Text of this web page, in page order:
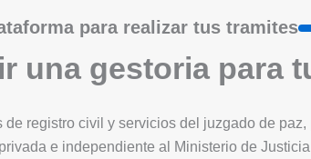
para realizar tus tramites
una gestoria para
registro civil y servicios del juzgado de
e independiente al Ministerio de